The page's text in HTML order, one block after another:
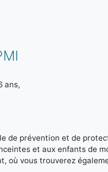
ans,
prévention et de
et aux enfants de
vous trouverez